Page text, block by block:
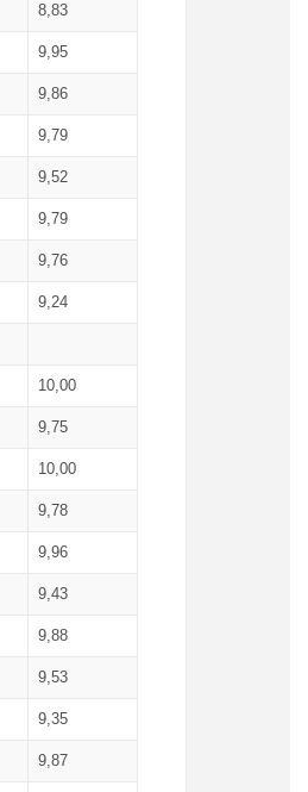
8,83
9,95
9,86
9,79
9,52
9,79
9,76
9,24
10,00
9,75
10,00
9,78
9,96
9,43
9,88
9,53
9,35
9,87